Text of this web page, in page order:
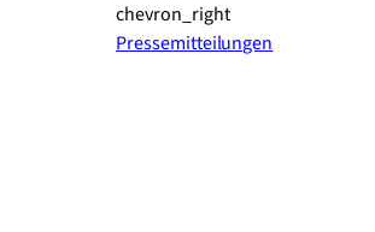
chevron_right
Pressemitteilungen